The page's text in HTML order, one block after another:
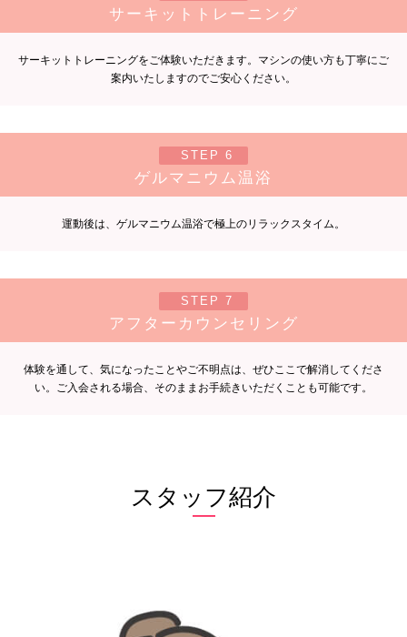
サーキットトレーニング
サーキットトレーニングをご体験いただきます。マシンの使い方も丁寧にご
案内いたしますのでご安心ください。
STEP 6
ゲルマニウム温浴
運動後は、ゲルマニウム温浴で極上のリラックスタイム。
STEP 7
アフターカウンセリング
体験を通して、気になったことやご不明点は、ぜひここで解消してくださ
い。ご入会される場合、そのままお手続きいただくことも可能です。
スタッフ紹介